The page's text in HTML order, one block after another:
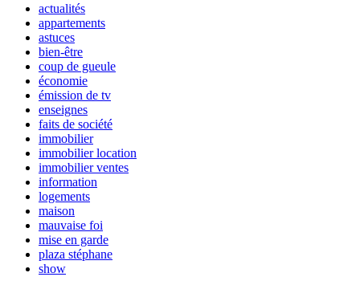
actualités
appartements
astuces
bien-être
coup de gueule
économie
émission de tv
enseignes
faits de société
immobilier
immobilier location
immobilier ventes
information
logements
maison
mauvaise foi
mise en garde
plaza stéphane
show